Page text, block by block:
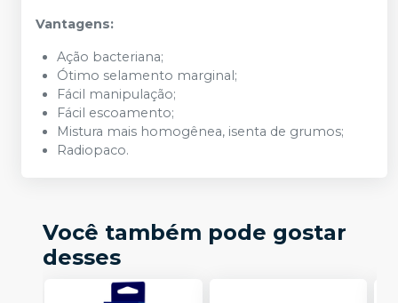
Vantagens:
Ação bacteriana;
Ótimo selamento marginal;
Fácil manipulação;
Fácil escoamento;
Mistura mais homogênea, isenta de grumos;
Radiopaco.
Você também pode gostar
desses